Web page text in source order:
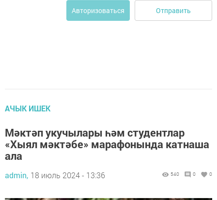
Авторизоваться Отправить
АЧЫК ИШЕК
Мәктәп укучылары һәм студентлар
«Хыял мәктәбе» марафонында катнаша
ала
admin, 18 июль 2024 - 13:36 540 0 0